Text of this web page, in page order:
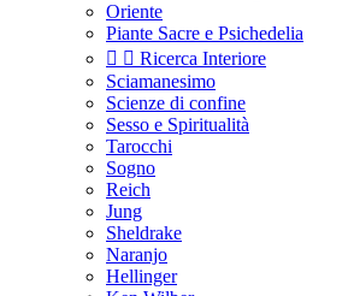
Oriente
Piante Sacre e Psichedelia
  Ricerca Interiore
Sciamanesimo
Scienze di confine
Sesso e Spiritualità
Tarocchi
Sogno
Reich
Jung
Sheldrake
Naranjo
Hellinger